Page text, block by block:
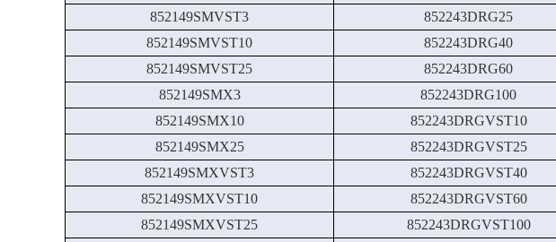
852149SMVST3
852243DRG25
852149SMVST10
852243DRG40
852149SMVST25
852243DRG60
852149SMX3
852243DRG100
852149SMX10
852243DRGVST10
852149SMX25
852243DRGVST25
852149SMXVST3
852243DRGVST40
852149SMXVST10
852243DRGVST60
852149SMXVST25
852243DRGVST100